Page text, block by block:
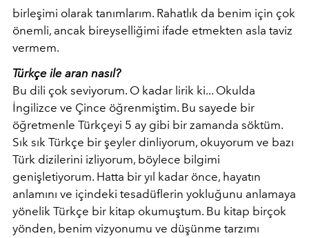
birleşimi olarak tanımlarım. Rahatlık da benim için çok
önemli, ancak bireyselliğimi ifade etmekten asla taviz
vermem.
Türkçe ile aran nasıl?
Bu dili çok seviyorum. O kadar lirik ki... Okulda
İngilizce ve Çince öğrenmiştim. Bu sayede bir
öğretmenle Türkçeyi 5 ay gibi bir zamanda söktüm.
Sık sık Türkçe bir şeyler dinliyorum, okuyorum ve bazı
Türk dizilerini izliyorum, böylece bilgimi
genişletiyorum. Hatta bir yıl kadar önce, hayatın
anlamını ve içindeki tesadüflerin yokluğunu anlamaya
yönelik Türkçe bir kitap okumuştum. Bu kitap birçok
yönden, benim vizyonumu ve düşünme tarzımı